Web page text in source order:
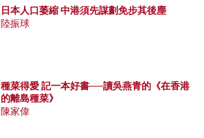
日本人口萎縮 中港須先謀劃免步其後塵
陸振球
種菜得愛 記一本好書──讀吳燕青的《在香港
的離島種菜》
陳家偉